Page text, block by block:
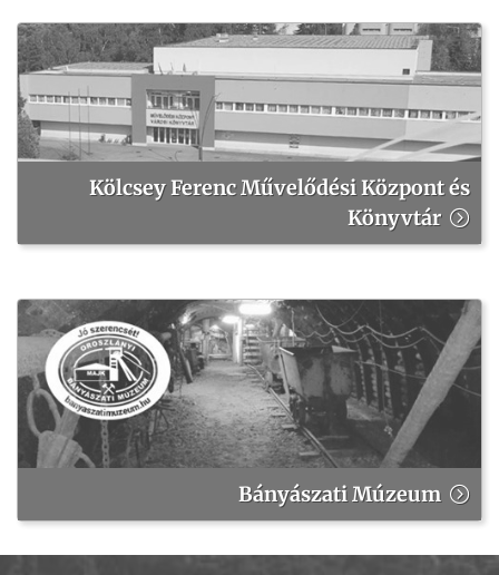
Kölcsey Ferenc Művelődési Központ és
Könyvtár
Bányászati Múzeum